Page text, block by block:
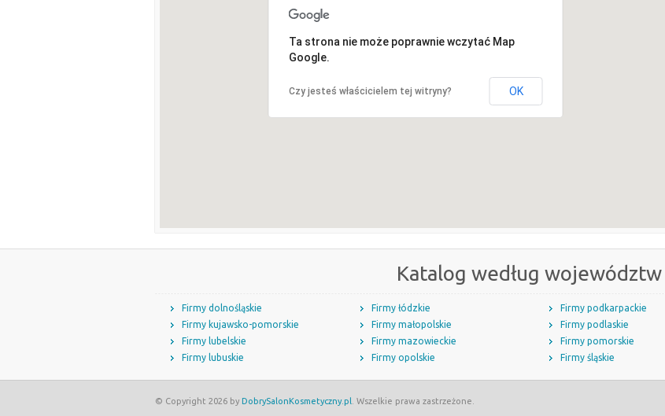
Ta strona nie może poprawnie wczytać Map
Google.
Czy jesteś właścicielem tej witryny? OK
Katalog według województw
Firmy dolnośląskie
Firmy kujawsko-pomorskie
Firmy lubelskie
Firmy lubuskie
Firmy łódzkie
Firmy małopolskie
Firmy mazowieckie
Firmy opolskie
Firmy podkarpackie
Firmy podlaskie
Firmy pomorskie
Firmy śląskie
© Copyright 2026 by DobrySalonKosmetyczny.pl . Wszelkie prawa zastrzeżone.